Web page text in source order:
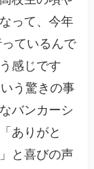
って、今年
っているんで
感じです
う驚きの事
バンカーシ
ありがと
と喜びの声